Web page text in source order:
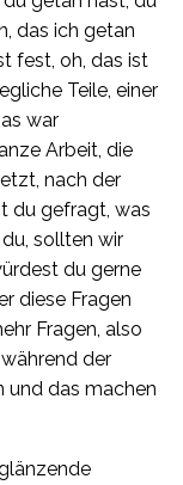
das ich getan
fest, oh, das ist
Teile, einer
war
Arbeit, die
nach der
du gefragt, was
sollten wir
du gerne
diese Fragen
Fragen, also
der
und das machen